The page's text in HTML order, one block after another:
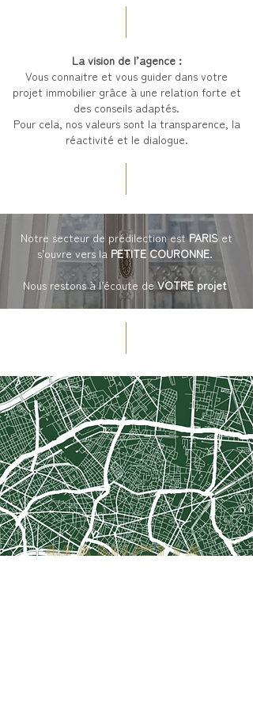
La vision de l’agence :
Vous connaitre et vous guider dans votre
projet immobilier grâce à une relation forte et
des conseils adaptés.
Pour cela, nos valeurs sont la transparence, la
réactivité et le dialogue.
Notre secteur de prédilection estPARIS et
s’ouvre vers la PETITE COURONNE.
Nous restons à l’écoute deVOTRE projet